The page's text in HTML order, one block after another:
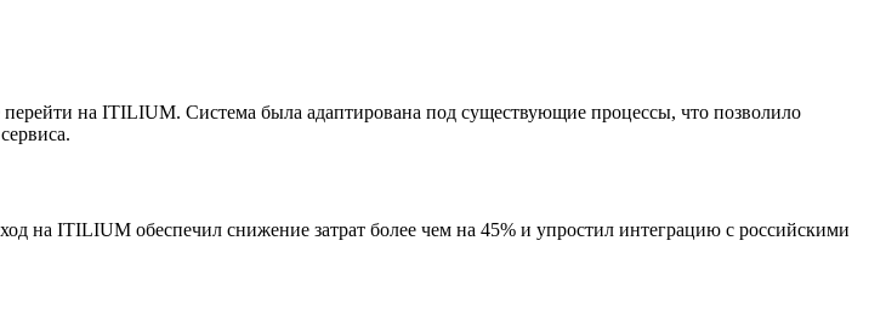
на ITILIUM. Система была адаптирована под существующие процессы, что позволило
на ITILIUM обеспечил снижение затрат более чем на 45% и упростил интеграцию с российскими